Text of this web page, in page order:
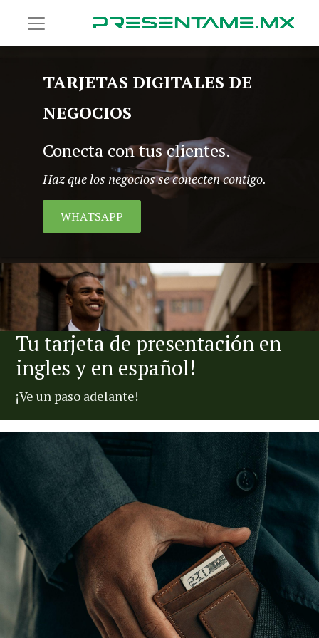
TARJETAS DIGITALES DE
NEGOCIOS
Conecta con tus clientes.
Haz que los negocios se conecten contigo.
WHATSAPP
Tu tarjeta de presentación en
ingles y en español!
¡Ve un paso adelante!